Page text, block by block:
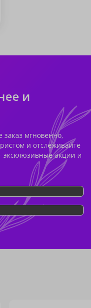
и
мгновенно,
и отслеживайте
эксклюзивные акции и